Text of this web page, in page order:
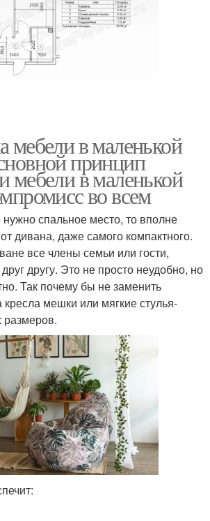
мебели в маленькой
принцип
мебели в маленькой
во всем
спальное место, то вполне
дивана, даже самого компактного.
все члены семьи или гости,
другу. Это не просто неудобно, но
Так почему бы не заменить
мешки или мягкие стулья-
размеров.